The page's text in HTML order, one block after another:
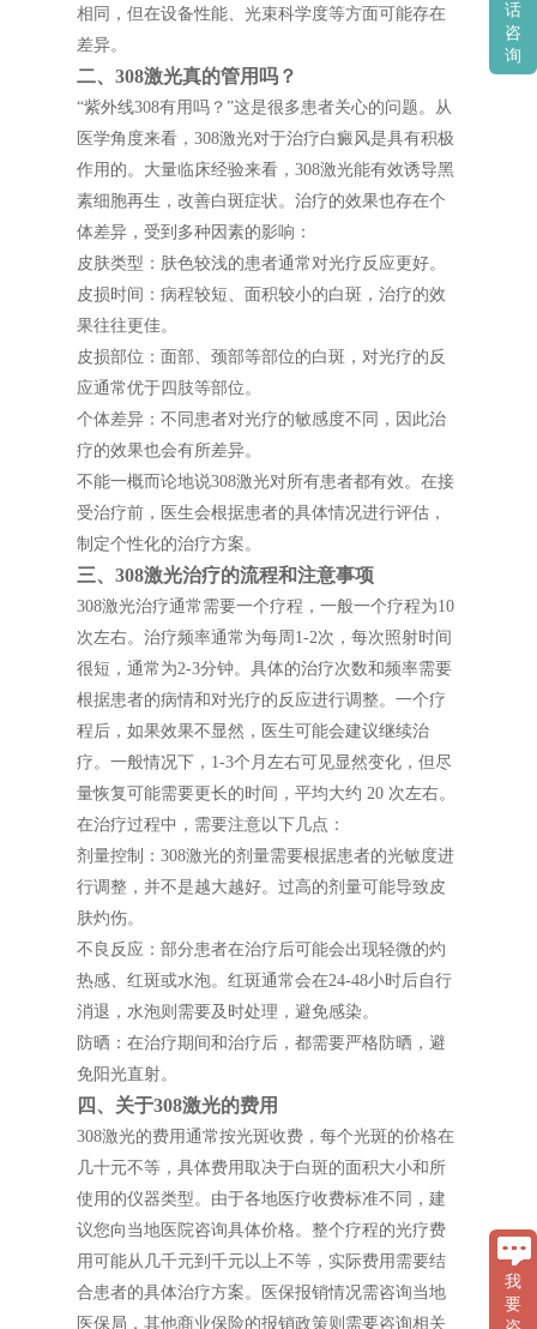
相同，但在设备性能、光束科学度等方面可能存在
差异。
二、308激光真的管用吗？
“紫外线308有用吗？”这是很多患者关心的问题。从
医学角度来看，308激光对于治疗白癜风是具有积极
作用的。大量临床经验来看，308激光能有效诱导黑
素细胞再生，改善白斑症状。治疗的效果也存在个
体差异，受到多种因素的影响：
皮肤类型：肤色较浅的患者通常对光疗反应更好。
皮损时间：病程较短、面积较小的白斑，治疗的效
果往往更佳。
皮损部位：面部、颈部等部位的白斑，对光疗的反
应通常优于四肢等部位。
个体差异：不同患者对光疗的敏感度不同，因此治
疗的效果也会有所差异。
不能一概而论地说308激光对所有患者都有效。在接
受治疗前，医生会根据患者的具体情况进行评估，
制定个性化的治疗方案。
三、308激光治疗的流程和注意事项
308激光治疗通常需要一个疗程，一般一个疗程为10
次左右。治疗频率通常为每周1-2次，每次照射时间
很短，通常为2-3分钟。具体的治疗次数和频率需要
根据患者的病情和对光疗的反应进行调整。一个疗
程后，如果效果不显然，医生可能会建议继续治
疗。一般情况下，1-3个月左右可见显然变化，但尽
量恢复可能需要更长的时间，平均大约 20 次左右。
在治疗过程中，需要注意以下几点：
剂量控制：308激光的剂量需要根据患者的光敏度进
行调整，并不是越大越好。过高的剂量可能导致皮
肤灼伤。
不良反应：部分患者在治疗后可能会出现轻微的灼
热感、红斑或水泡。红斑通常会在24-48小时后自行
消退，水泡则需要及时处理，避免感染。
防晒：在治疗期间和治疗后，都需要严格防晒，避
免阳光直射。
四、关于308激光的费用
308激光的费用通常按光斑收费，每个光斑的价格在
几十元不等，具体费用取决于白斑的面积大小和所
使用的仪器类型。由于各地医疗收费标准不同，建
议您向当地医院咨询具体价格。整个疗程的光疗费
用可能从几千元到千元以上不等，实际费用需要结
合患者的具体治疗方案。医保报销情况需咨询当地
医保局，其他商业保险的报销政策则需要咨询相关
我
要
话
咨
询